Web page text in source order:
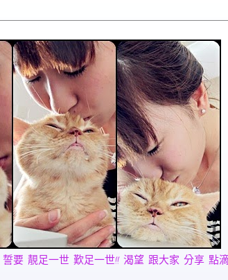
要 靚足一世 歎足一世!! 渴望 跟大家 分享 點